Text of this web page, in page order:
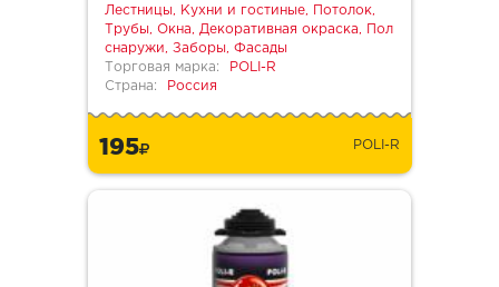
Лестницы, Кухни и гостиные, Потолок,
Трубы, Окна, Декоративная окраска, Пол
снаружи, Заборы, Фасады
Торговая марка:
POLI-R
Страна:
Россия
195 POLI-R